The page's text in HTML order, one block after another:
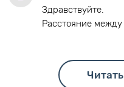
Здравствуйте.
Расстояние